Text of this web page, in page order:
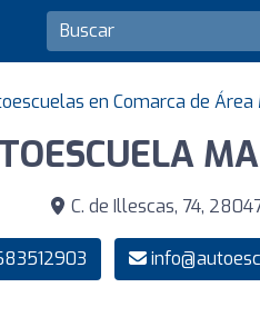
en Comarca de
C. de Illescas, 74,